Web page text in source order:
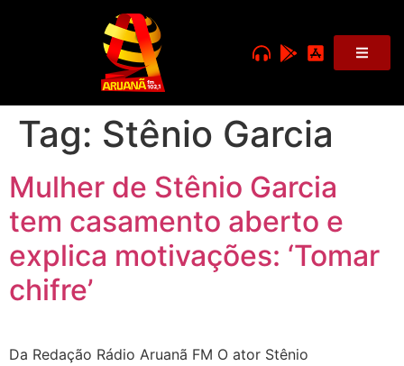
Tag: Stênio Garcia
Mulher de Stênio Garcia
tem casamento aberto e
explica motivações: ‘Tomar
chifre’
Da Redação Rádio Aruanã FM O ator Stênio